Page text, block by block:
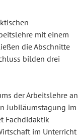
mit einem
die Abschnitte
bilden drei
der Arbeitslehre an
Jubiläumstagung im
Fachdidaktik
im Unterricht